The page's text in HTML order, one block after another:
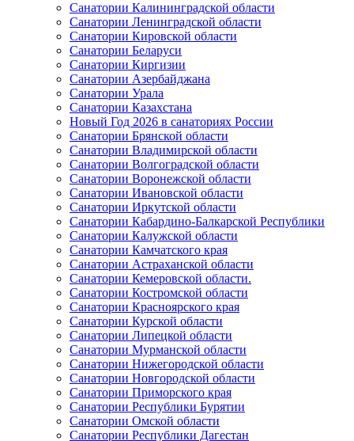
Санатории Калининградской области
Санатории Ленинградской области
Санатории Кировской области
Санатории Беларуси
Санатории Киргизии
Санатории Азербайджана
Санатории Урала
Санатории Казахстана
Новый Год 2026 в санаториях России
Санатории Брянской области
Санатории Владимирской области
Санатории Волгоградской области
Санатории Воронежской области
Санатории Ивановской области
Санатории Иркутской области
Санатории Кабардино-Балкарской Республики
Санатории Калужской области
Санатории Камчатского края
Санатории Астраханской области
Санатории Кемеровской области.
Санатории Костромской области
Санатории Красноярского края
Санатории Курской области
Санатории Липецкой области
Санатории Мурманской области
Санатории Нижегородской области
Санатории Новгородской области
Санатории Приморского края
Санатории Республики Бурятии
Санатории Омской области
Санатории Республики Дагестан